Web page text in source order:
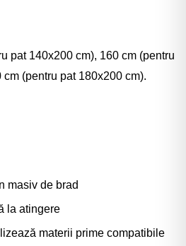
pat 140x200 cm), 160 cm (pentru
(pentru pat 180x200 cm).
masiv de brad
la atingere
materii prime compatibile